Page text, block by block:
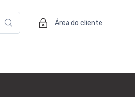
Área do cliente